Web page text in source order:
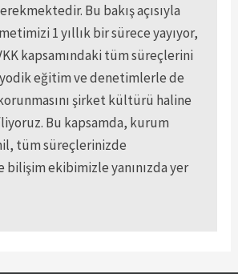
Bu bakış açısıyla
1 yıllık bir sürece yayıyor,
kapsamındaki tüm süreçlerini
eğitim ve denetimlerle de
şirket kültürü haline
Bu kapsamda, kurum
tüm süreçlerinizde
bilişim ekibimizle yanınızda yer